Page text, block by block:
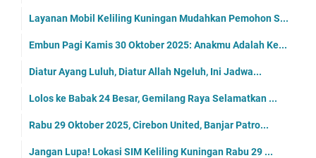
Layanan Mobil Keliling Kuningan Mudahkan Pemohon S...
Embun Pagi Kamis 30 Oktober 2025: Anakmu Adalah Ke...
Diatur Ayang Luluh, Diatur Allah Ngeluh, Ini Jadwa...
Lolos ke Babak 24 Besar, Gemilang Raya Selamatkan ...
Rabu 29 Oktober 2025, Cirebon United, Banjar Patro...
Jangan Lupa! Lokasi SIM Keliling Kuningan Rabu 29 ...